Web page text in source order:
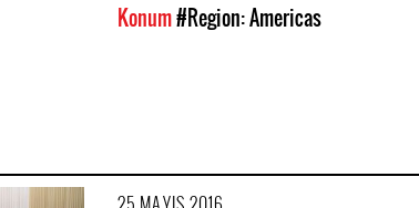
Konum#Region: Americas